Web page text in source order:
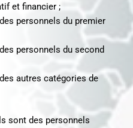
et financier ;
personnels du premier
personnels du second
autres catégories de
sont des personnels